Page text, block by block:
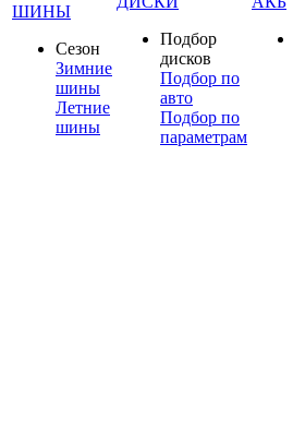
ШИНЫ
Сезон
Зимние
шины
Летние
шины
Подбор
дисков
Подбор по
авто
Подбор по
параметрам